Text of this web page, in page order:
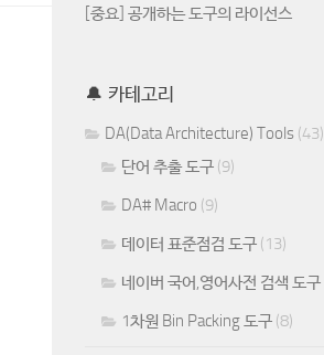
[중요] 공개하는 도구의 라이선스
🔔 카테고리
DA(Data Architecture) Tools (43)
단어 추출 도구 (9)
DA# Macro (9)
데이터 표준점검 도구 (13)
네이버 국어,영어사전 검색 도구
1차원 Bin Packing 도구 (8)